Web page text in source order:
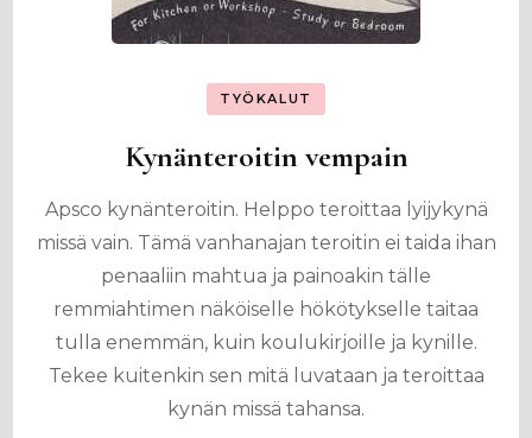
TYÖKALUT
Kynänteroitin vempain
Apsco kynänteroitin. Helppo teroittaa lyijykynä
missä vain. Tämä vanhanajan teroitin ei taida ihan
penaaliin mahtua ja painoakin tälle
remmiahtimen näköiselle hökötykselle taitaa
tulla enemmän, kuin koulukirjoille ja kynille.
Tekee kuitenkin sen mitä luvataan ja teroittaa
kynän missä tahansa.